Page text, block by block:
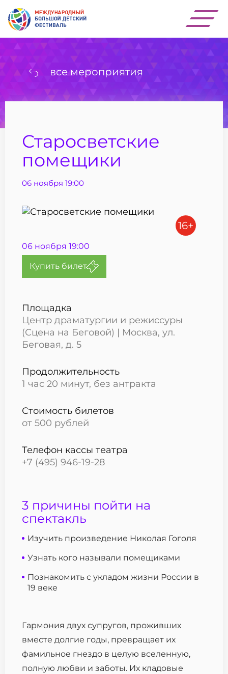
все мероприятия
Старосветские
помещики
06 ноября 19:00
16+
06 ноября 19:00
Купить билет
Площадка
Центр драматургии и режиссуры
(Сцена на Беговой) | Москва, ул.
Беговая, д. 5
Продолжительность
1 час 20 минут, без антракта
Стоимость билетов
от 500 рублей
Телефон кассы театра
+7 (495) 946-19-28
3 причины пойти на
спектакль
Изучить произведение Николая Гоголя
Узнать кого называли помещиками
Познакомить с укладом жизни России в
19 веке
Гармония двух супругов, проживших
вместе долгие годы, превращает их
фамильное гнездо в целую вселенную,
полную любви и заботы. Их кладовые